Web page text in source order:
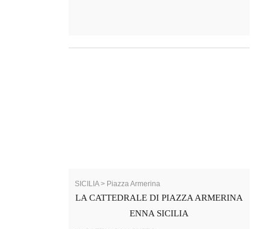
SICILIA > Piazza Armerina
LA CATTEDRALE DI PIAZZA ARMERINA
ENNA SICILIA